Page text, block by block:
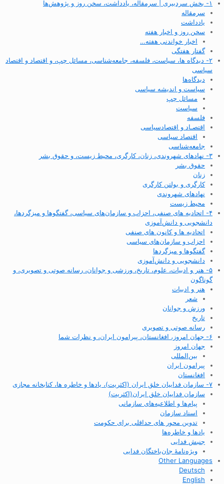
۱- بخش سردبیری | سرمقاله، یادداشت، سخن روز و پژوهش‌ها
سرمقاله
یادداشت
سخن روز و اخبار هفته
اخبار خواندنی هفته…
گفتار هفتگی
۲- دیدگاه ها، سیاست، فلسفه، جامعه‌شناسی، مسائل چپ، و اقتصاد و اقتصاد
سیاسی
دیدگاه‌ها
سیاست و اندیشه سیاسی
مسائل چپ
سیاست
فلسفه
اقتصـاد و اقتصاد‌سیاسی
اقتصاد سیاسی
جامعه‌شناسی
۳- نهادهای شهروندی، زنان، کارگری، محیط زیست، و حقوق بشر
حقوق بشر
زنان
کارگری و بولتن کارگری
نهادهای شهروندی
محیط زیست
۴- اتحادیه های صنفی، احزاب و سازمان‌های سیاسی، گفتگوها و میزگردها،
دانشجویی و دانش‌آموزی
اتحادیه ها و کانون های صنفی
احزاب و سازمان‌های سیاسی
گفتگوها و میزگردها
دانشجویی و دانش‌آموزی
۵- هنر و ادبیات، علوم، تاریخ، ورزشی و جوانان، رسانه صوتی و تصویری، و
گوناگون
هنر و ادبیات
شعر
ورزش و جوانان
تاریخ
رسانه صوتی و تصویری
۶- جهان امروز، افغانستان، پیرامون ایران، و نظرات شما
جهان امروز
بین‌المللی
پیرامون ایران
افغانستان
۷- سازمان فداییان خلق ایران (اکثریت)، یادها و خاطره ها، کتابخانه مجازی
سازمان فداییان خلق ایران(اکثریت)
پیام‌ها و اطلاعیه‌های سازمانی
اسناد سازمان
تدوین محور های حداقلی برای حکومت
یادها و خاطره‌ها
جنبش فدایی
ویژه‌نامهٔ جان‌باختگان فدایی
Other Languages
Deutsch
English